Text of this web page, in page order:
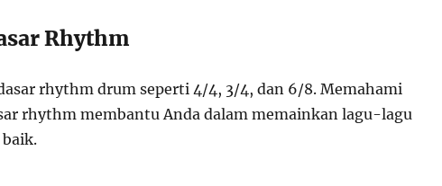
Rhythm
rhythm drum seperti 4/4, 3/4, dan 6/8. Memahami
rhythm membantu Anda dalam memainkan lagu-lagu